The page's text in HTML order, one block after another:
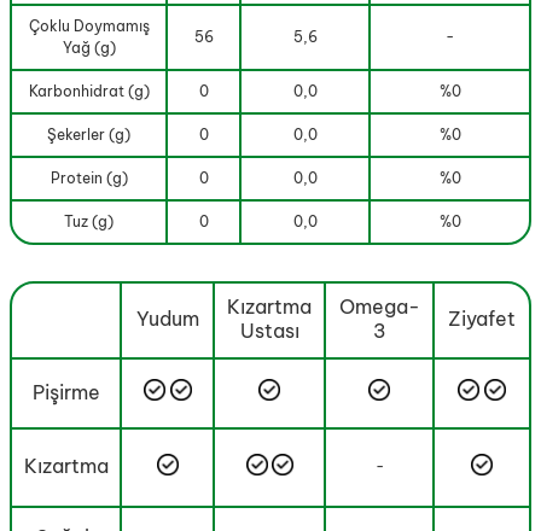
Çoklu Doymamış
Yağ (g)
56 5,6 -
Karbonhidrat (g) 0 0,0 %0
Şekerler (g) 0 0,0 %0
Protein (g) 0 0,0 %0
Tuz (g) 0 0,0 %0
Yudum
Kızartma
Ustası
Omega-
3
Ziyafet
Pişirme
Kızartma -